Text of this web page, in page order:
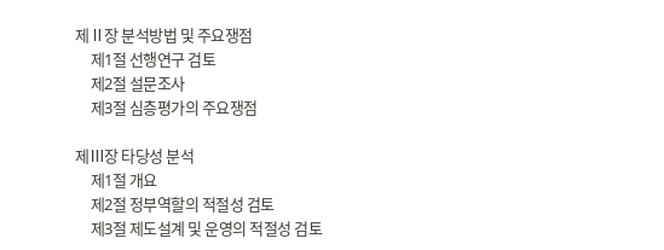
제Ⅱ장 분석방법 및 주요쟁점
제1절 선행연구 검토
제2절 설문조사
제3절 심층평가의 주요쟁점
제Ⅲ장 타당성 분석
제1절 개요
제2절 정부역할의 적절성 검토
제3절 제도설계 및 운영의 적절성 검토